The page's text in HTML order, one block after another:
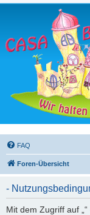
FAQ
Foren-Übersicht
-
Mit dem Zugriff auf